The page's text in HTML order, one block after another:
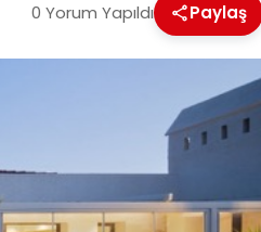
0 Yorum Yapıldı Paylaş